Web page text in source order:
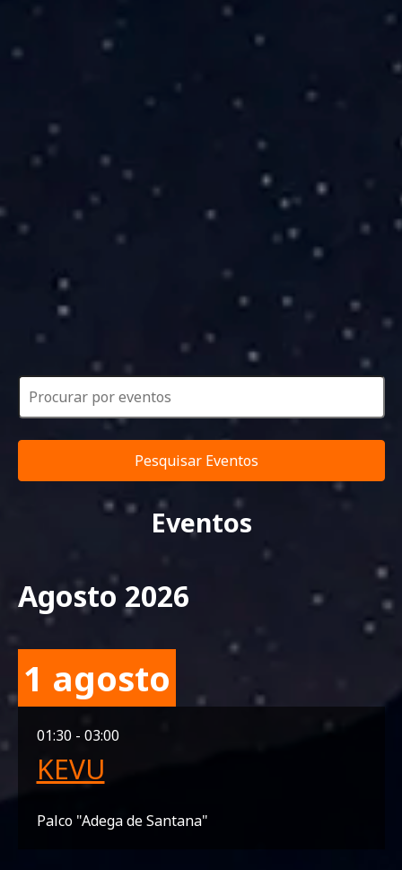
Eventos
Eventos
Search
Views
Navigation
Enter
Keyword.
for
Pesquisar Eventos
Agosto 2026
1 agosto
KEVU
01:30 - 03:00
Palco "Adega de Santana"